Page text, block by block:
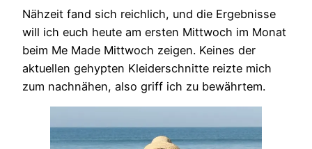
Nähzeit fand sich reichlich, und die Ergebnisse
will ich euch heute am ersten Mittwoch im Monat
beim Me Made Mittwoch zeigen. Keines der
aktuellen gehypten Kleiderschnitte reizte mich
zum nachnähen, also griff ich zu bewährtem.